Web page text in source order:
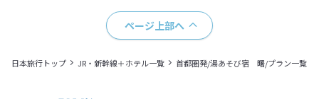
ページ上部へ
日本旅行トップ JR・新幹線＋ホテル一覧 首都圏発/湯あそび宿 曙/プラン一覧